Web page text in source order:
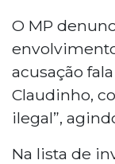
O MP
acusação
Claudinho,
ilegal”,
Na lista de